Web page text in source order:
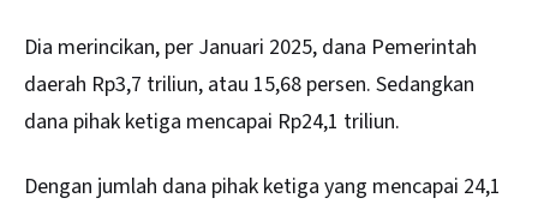
Dia merincikan, per Januari 2025, dana Pemerintah
daerah Rp3,7 triliun, atau 15,68 persen. Sedangkan
dana pihak ketiga mencapai Rp24,1 triliun.
Dengan jumlah dana pihak ketiga yang mencapai 24,1